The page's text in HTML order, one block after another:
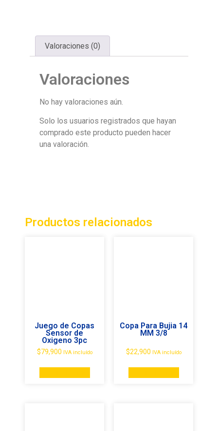
Valoraciones (0)
Valoraciones
No hay valoraciones aún.
Solo los usuarios registrados que hayan
comprado este producto pueden hacer
una valoración.
Productos relacionados
Juego de Copas
Sensor de
Oxigeno 3pc
$79,900 IVA incluído
Copa Para Bujia 14
MM 3/8
$22,900 IVA incluído